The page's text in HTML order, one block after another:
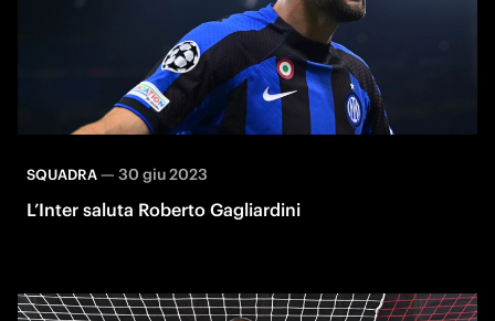
SQUADRA— 30 giu 2023
L’Inter saluta Roberto Gagliardini